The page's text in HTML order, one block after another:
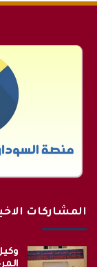
المشاركات